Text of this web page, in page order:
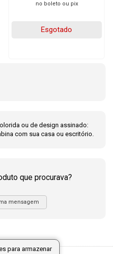
no boleto ou pix
Esgotado
ou de design assinado:
com sua casa ou escritório.
que procurava?
mensagem
para armazenar